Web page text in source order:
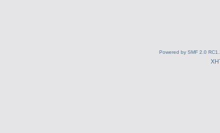
Powered by SMF 2.0